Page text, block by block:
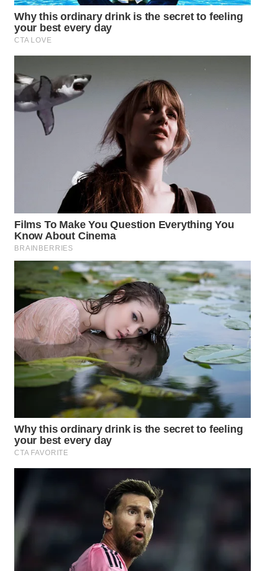
WN
SAMOSIR
PADANG
LAWAS
WN
SUMEDANG
KEPULAUAN
SERIBU
WN
TANGERANG
WN
BINJAI
WN
CIREBON
WN
KUNINGAN
SUBANG